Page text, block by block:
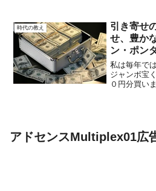
が高いです
は、関係や
時代の教え
引き寄せ
せ、豊か
ン・ポン
私は毎年で
ジャンボ宝
０円分買い
アドセンスMultiplex01広